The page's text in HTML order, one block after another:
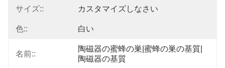
サイズ:: カスタマイズしなさい
色:: 白い
名前::
陶磁器の蜜蜂の巣|蜜蜂の巣の基質|
陶磁器の基質